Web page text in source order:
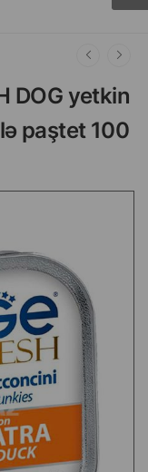
DOG yetkin
paştet 100